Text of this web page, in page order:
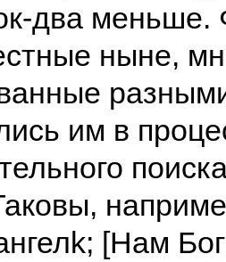
два меньше.
ныне,
им в
[Нам Бог